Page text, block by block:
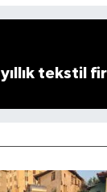
tekstil